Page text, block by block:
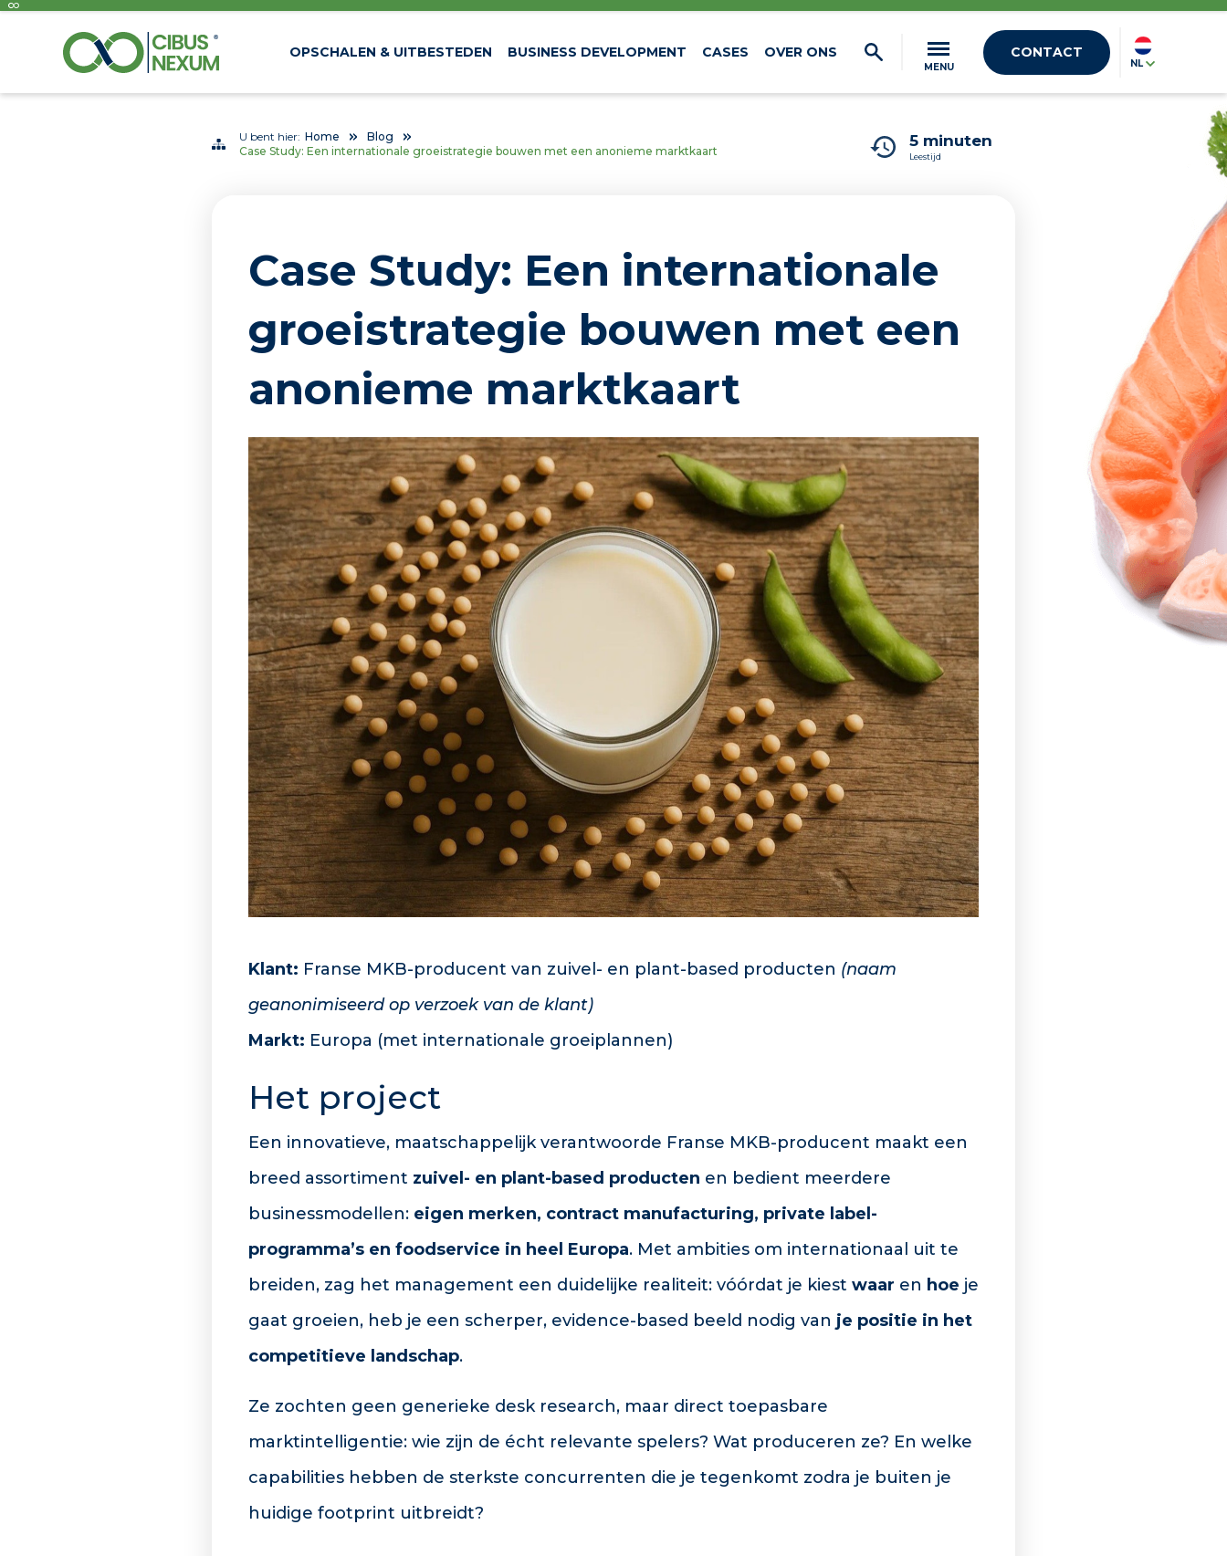
OPSCHALEN & UITBESTEDEN BUSINESS DEVELOPMENT CASES OVER ONS
MENU
CONTACT
NL
U bent hier: Home
Blog
Case Study: Een internationale groeistrategie bouwen met een anonieme marktkaart
5 minuten
Leestijd
Case Study: Een inter­na­ti­onale
groei­stra­tegie bouwen met een
anonieme markt­kaart
Klant: Franse MKB-producent van zuivel- en plant-based producten (naam
geanonimiseerd op verzoek van de klant)
Markt: Europa (met internationale groeiplannen)
Het project
Een innovatieve, maatschappelijk verantwoorde Franse MKB-producent maakt een
breed assortiment zuivel- en plant-based producten en bedient meerdere
businessmodellen: eigen merken, contract manufacturing, private label-
programma’s en foodservice in heel Europa. Met ambities om internationaal uit te
breiden, zag het management een duidelijke realiteit: vóórdat je kiest waar en hoe je
gaat groeien, heb je een scherper, evidence-based beeld nodig van je positie in het
competitieve landschap.
Ze zochten geen generieke desk research, maar direct toepasbare
marktintelligentie: wie zijn de écht relevante spelers? Wat produceren ze? En welke
capabilities hebben de sterkste concurrenten die je tegenkomt zodra je buiten je
huidige footprint uitbreidt?